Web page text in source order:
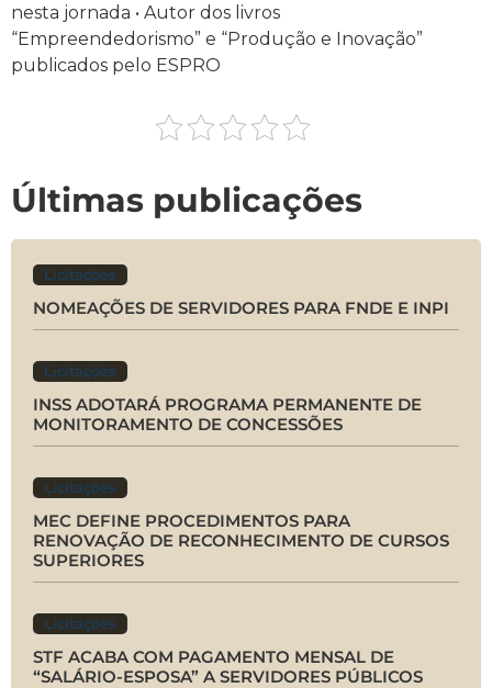
nesta jornada • Autor dos livros
“Empreendedorismo” e “Produção e Inovação”
publicados pelo ESPRO
Últimas publicações
Licitações
NOMEAÇÕES DE SERVIDORES PARA FNDE E INPI
Licitações
INSS ADOTARÁ PROGRAMA PERMANENTE DE
MONITORAMENTO DE CONCESSÕES
Licitações
MEC DEFINE PROCEDIMENTOS PARA
RENOVAÇÃO DE RECONHECIMENTO DE CURSOS
SUPERIORES
Licitações
STF ACABA COM PAGAMENTO MENSAL DE
“SALÁRIO-ESPOSA” A SERVIDORES PÚBLICOS